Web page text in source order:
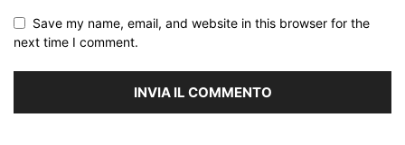
Save my name, email, and website in this browser for the
next time I comment.